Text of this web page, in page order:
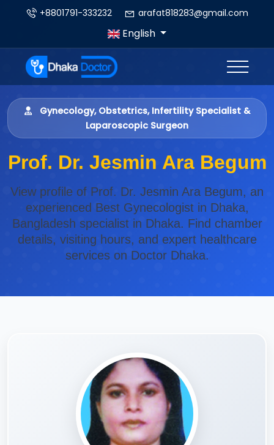
+8801791-333232 arafat818283@gmail.com
English
Gynecology, Obstetrics, Infertility Specialist &
Laparoscopic Surgeon
Prof. Dr. Jesmin Ara Begum
View profile of Prof. Dr. Jesmin Ara Begum, an
experienced Best Gynecologist in Dhaka,
Bangladesh specialist in Dhaka. Find chamber
details, visiting hours, and expert healthcare
services on Doctor Dhaka.